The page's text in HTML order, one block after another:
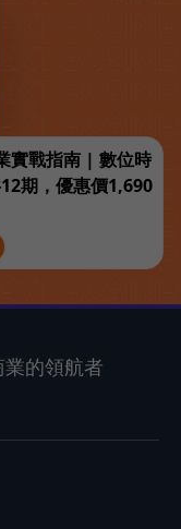
實戰指南 | 數位時
期，優惠價1,690
業的領航者